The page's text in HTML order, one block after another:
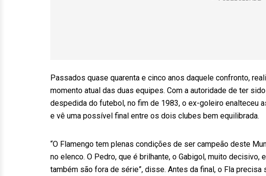
Passados quase quarenta e cinco anos daquele confronto,
momento atual das duas equipes. Com a autoridade de ter
despedida do futebol, no fim de 1983, o ex-goleiro enalteceu
e vê uma possível final entre os dois clubes bem equilibrada.
“O Flamengo tem plenas condições de ser campeão deste
no elenco. O Pedro, que é brilhante, o Gabigol, muito decisivo,
também são fora de série”, disse. Antes da final, o Fla